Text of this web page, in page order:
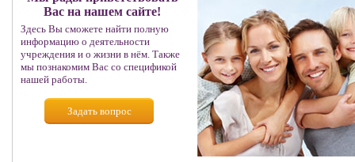
Вас на нашем сайте!
Здесь Вы сможете найти полную
информацию о деятельности
учреждения и о жизни в нём. Также
мы познакомим Вас со спецификой
нашей работы.
Задать вопрос